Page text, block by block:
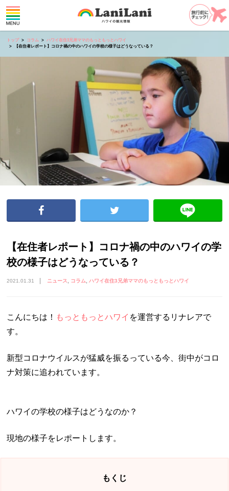
トップ コラム
ハワイ在住3兄弟ママのもっともっとハワイ
【在住者レポート】コロナ禍の中のハワイの学校の様子はどうなっている？
【在住者レポート】コロナ禍の中のハワイの学
校の様子はどうなっている？
2021.01.31 ニュース コラム ハワイ在住3兄弟ママのもっともっとハワイ
こんにちは！ もっともっとハワイ を運営するリナレアで
す。
新型コロナウイルスが猛威を振るっている今、街中がコロ
ナ対策に追われています。
ハワイの学校の様子はどうなのか？
現地の様子をレポートします。
もくじ